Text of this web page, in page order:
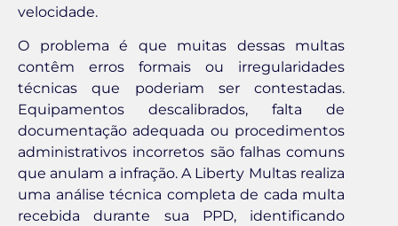
velocidade.
O problema é que muitas dessas multas
contêm erros formais ou irregularidades
técnicas que poderiam ser contestadas.
Equipamentos descalibrados, falta de
documentação adequada ou procedimentos
administrativos incorretos são falhas comuns
que anulam a infração. A Liberty Multas realiza
uma análise técnica completa de cada multa
recebida durante sua PPD, identificando